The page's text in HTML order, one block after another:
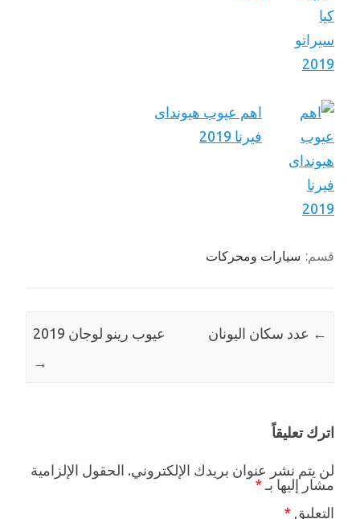
اهم عيوب هيونداى
فيرنا 2019
قسم: سيارات ومحركات
← عدد سكان اليونان
عيوب رينو لوجان 2019
→
اترك تعليقاً
لن يتم نشر عنوان بريدك الإلكتروني. الحقول الإلزامية
مشار إليها بـ *
التعليق *